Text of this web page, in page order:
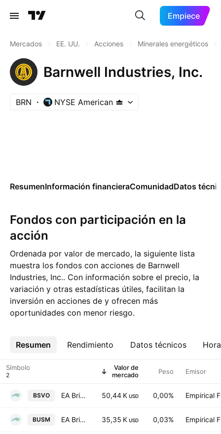
Empiece
Mercados EE. UU. Acciones Minerales energéticos
Barnwell Industries, Inc.
BRN NYSE American
ResumenInformación financieraComunidadDatos
Fondos con participación en la
acción
Ordenada por valor de mercado, la siguiente lista
muestra los fondos con acciones de Barnwell
Industries, Inc.. Con información sobre el precio, la
variación y otras estadísticas útiles, facilitan la
inversión en acciones de y ofrecen más
oportunidades con menor riesgo.
Resumen Rendimiento Datos técnicos
Más
Símbolo
Valor de
mercado
Peso Emisor
BSVO EA Bridgeway Omni Small-Cap Value ETF 50,44 K USD 0,00% Empirical
BUSM EA Bridgeway Ultra-Small Company Market ETF 35,35 K USD 0,03% Empirical